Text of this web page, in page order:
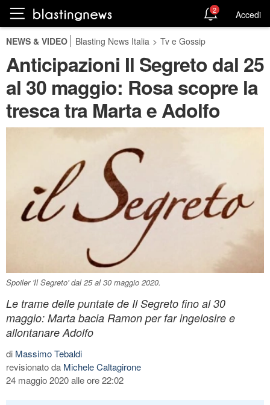
2 Accedi
NEWS & VIDEO Blasting News Italia > Tv e Gossip
Anticipazioni Il Segreto dal 25
al 30 maggio: Rosa scopre la
tresca tra Marta e Adolfo
Spoiler 'Il Segreto' dal 25 al 30 maggio 2020.
Le trame delle puntate de Il Segreto fino al 30
maggio: Marta bacia Ramon per far ingelosire e
allontanare Adolfo
di Massimo Tebaldi
revisionato da Michele Caltagirone
24 maggio 2020 alle ore 22:02